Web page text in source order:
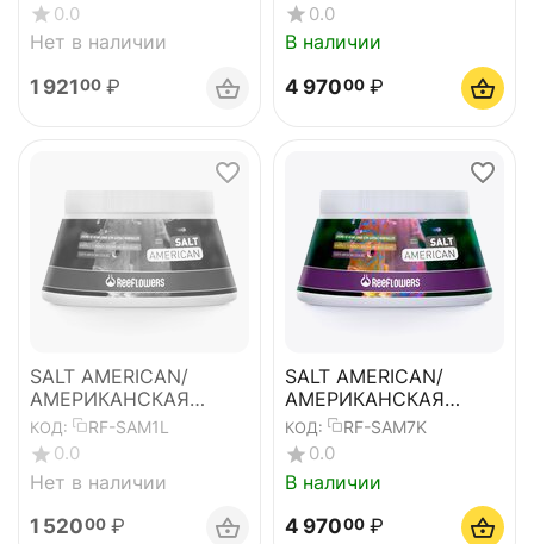
0.0
Нет в наличии
1 92100 ₽
0.0
В наличии
4 97000 ₽
SALT AMERICAN/
АМЕРИКАНСКАЯ
СОЛЬ-1,2 кг
КОД: RF-SAM1L
0.0
Нет в наличии
1 52000 ₽
SALT AMERICAN/
АМЕРИКАНСКАЯ
СОЛЬ-5,5 кг
КОД: RF-SAM7K
0.0
В наличии
4 97000 ₽